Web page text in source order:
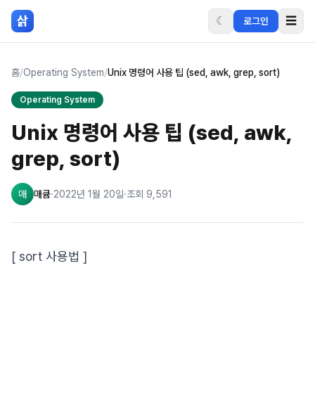
본문 바로가기
삵 ☾ 로그인 ☰
홈/Operating System/Unix 명령어 사용 팁 (sed, awk, grep, sort)
Operating System
Unix 명령어 사용 팁 (sed, awk,
grep, sort)
매 매큠·2022년 1월 20일·조회 9,591
[ sort 사용법 ]